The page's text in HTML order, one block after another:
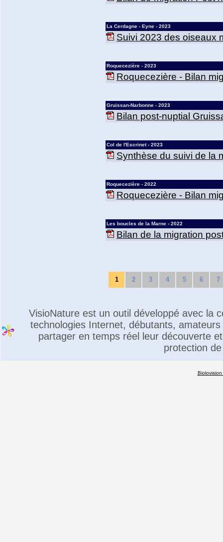
La Cerdagne - Eyne - 2023
Suivi 2023 des oiseaux
Roquecezière - 2023
Roquecezière - Bilan
Gruissan-Narbonne - 2023
Bilan post-nuptial
Col de l'Escrinet - 2023
Synthèse du suivi de la
Roquecezière - 2022
Roquecezière - Bilan
Les boucles de la Marne - 2022
Bilan de la migration
1 2 3 4 5 6 7
VisioNature est un outil développé avec la
technologies Internet, débutants,
partager en temps réel leur découverte
protection
Biolovision